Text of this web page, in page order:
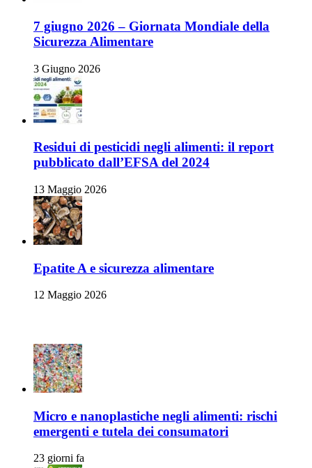
7 giugno 2026 – Giornata Mondiale della
Sicurezza Alimentare
3 Giugno 2026
Residui di pesticidi negli alimenti: il report
pubblicato dall’EFSA del 2024
13 Maggio 2026
Epatite A e sicurezza alimentare
12 Maggio 2026
Micro e nanoplastiche negli alimenti: rischi
emergenti e tutela dei consumatori
23 giorni fa